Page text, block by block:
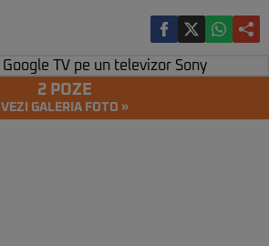
2 POZE
VEZI GALERIA FOTO »